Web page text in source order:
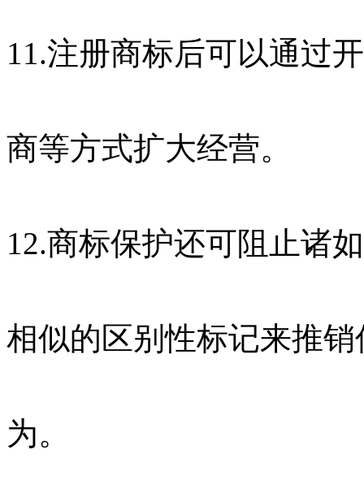
11.注册商标后可以通过
商等方式扩大经营。
12.商标保护还可阻止诸
相似的区别性标记来推
为。